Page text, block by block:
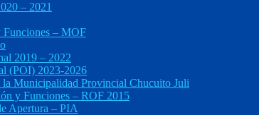
– 2021
Funciones – MOF
2019 – 2022
(POI) 2023-2026
la Municipalidad Provincial Chucuito Juli
y Funciones – ROF 2015
Apertura – PIA